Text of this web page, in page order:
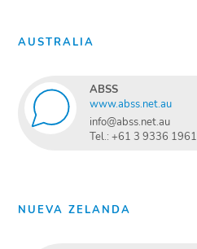
AUSTRALIA
ABSS
www.abss.net.au
info@abss.net.au
Tel.: +61 3 9336 1961
NUEVA ZELANDA